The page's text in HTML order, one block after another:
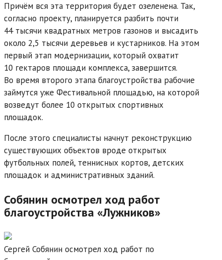
Причём вся эта территория будет озеленена. Так,
согласно проекту, планируется разбить почти
44 тысячи квадратных метров газонов и высадить
около 2,5 тысячи деревьев и кустарников. На этом
первый этап модернизации, который охватит
10 гектаров площади комплекса, завершится.
Во время второго этапа благоустройства рабочие
займутся уже Фестивальной площадью, на которой
возведут более 10 открытых спортивных
площадок.
После этого специалисты начнут реконструкцию
существующих объектов вроде открытых
футбольных полей, теннисных кортов, детских
площадок и административных зданий.
Собянин осмотрел ход работ
благоустройства «Лужников»
Сергей Собянин осмотрел ход работ по